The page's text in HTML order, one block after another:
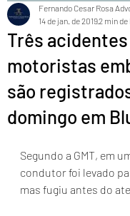
Três
motoristas
são
domingo em
Fernando Cesar Rosa
14 de jan. de 20192 min
Segundo a GMT, em
condutor foi levado
mas fugiu antes do